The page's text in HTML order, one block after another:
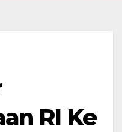
RI Ke